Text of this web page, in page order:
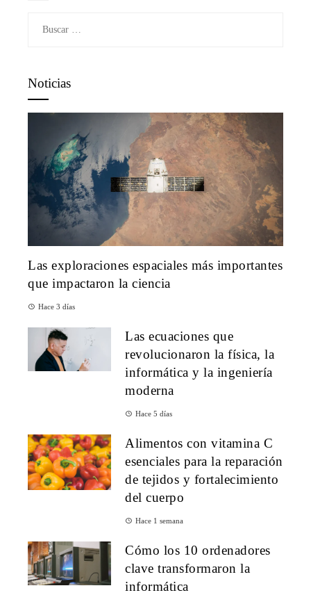
Noticias
Las exploraciones espaciales más importantes
que impactaron la ciencia
Hace 3 días
Las ecuaciones que
revolucionaron la física, la
informática y la ingeniería
moderna
Hace 5 días
Alimentos con vitamina C
esenciales para la reparación
de tejidos y fortalecimiento
del cuerpo
Hace 1 semana
Cómo los 10 ordenadores
clave transformaron la
informática